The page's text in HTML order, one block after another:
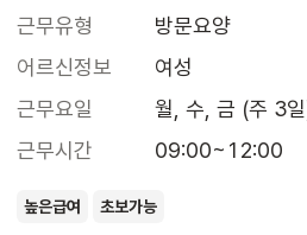
근무유형
방문요양
어르신정보
여성
근무요일
월, 수, 금 (주 3
근무시간
09:00~12:00
높은급여 초보가능